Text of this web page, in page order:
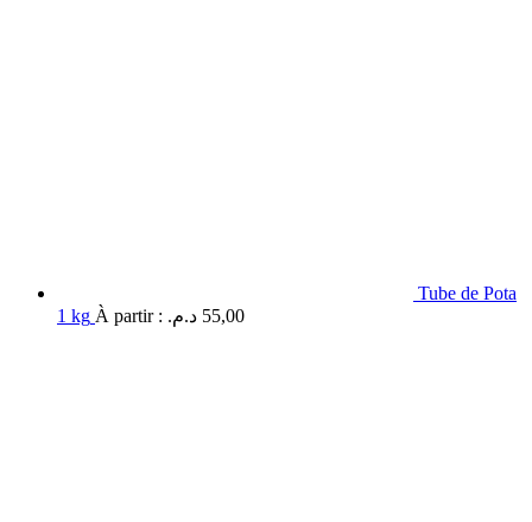
Tube de Pota
1 kg À partir : 55,00 د.م.